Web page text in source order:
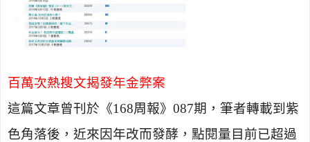
百萬次熱搜文揭發年金弊案
這篇文章曾刊於《168周報》 087期，筆者轉載到紫
色角落後，近來因年改而發酵，點閱量目前已超過